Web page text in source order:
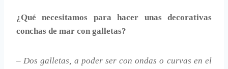
¿Qué necesitamos para hacer unas decorativas
conchas de mar con galletas?
– Dos galletas, a poder ser con ondas o curvas en el